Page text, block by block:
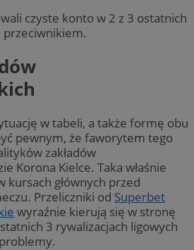
czyste konto w 2 z 3 ostatnich
przeciwnikiem.
w tabeli, a także formę obu
pewnym, że faworytem tego
zakładów
Korona Kielce. Taka właśnie
kursach głównych przed
Przeliczniki od Superbet
wyraźnie kierują się w stronę
3 rywalizacjach ligowych